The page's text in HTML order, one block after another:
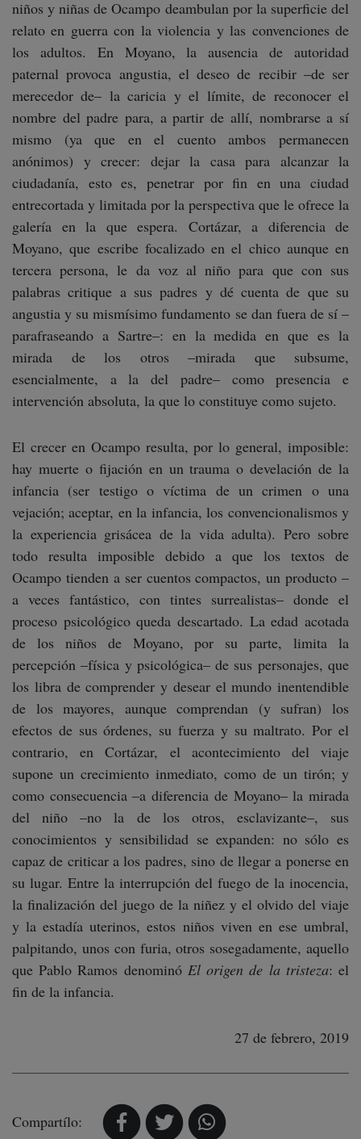
niños y niñas de Ocampo deambulan por la superficie del
relato en guerra con la violencia y las convenciones de
los adultos. En Moyano, la ausencia de autoridad
paternal provoca angustia, el deseo de recibir –de ser
merecedor de– la caricia y el límite, de reconocer el
nombre del padre para, a partir de allí, nombrarse a sí
mismo (ya que en el cuento ambos permanecen
anónimos) y crecer: dejar la casa para alcanzar la
ciudadanía, esto es, penetrar por fin en una ciudad
entrecortada y limitada por la perspectiva que le ofrece la
galería en la que espera. Cortázar, a diferencia de
Moyano, que escribe focalizado en el chico aunque en
tercera persona, le da voz al niño para que con sus
palabras critique a sus padres y dé cuenta de que su
angustia y su mismísimo fundamento se dan fuera de sí –
parafraseando a Sartre–: en la medida en que es la
mirada de los otros –mirada que subsume,
esencialmente, a la del padre– como presencia e
intervención absoluta, la que lo constituye como sujeto.
El crecer en Ocampo resulta, por lo general, imposible:
hay muerte o fijación en un trauma o develación de la
infancia (ser testigo o víctima de un crimen o una
vejación; aceptar, en la infancia, los convencionalismos y
la experiencia grisácea de la vida adulta). Pero sobre
todo resulta imposible debido a que los textos de
Ocampo tienden a ser cuentos compactos, un producto –
a veces fantástico, con tintes surrealistas– donde el
proceso psicológico queda descartado. La edad acotada
de los niños de Moyano, por su parte, limita la
percepción –física y psicológica– de sus personajes, que
los libra de comprender y desear el mundo inentendible
de los mayores, aunque comprendan (y sufran) los
efectos de sus órdenes, su fuerza y su maltrato. Por el
contrario, en Cortázar, el acontecimiento del viaje
supone un crecimiento inmediato, como de un tirón; y
como consecuencia –a diferencia de Moyano– la mirada
del niño –no la de los otros, esclavizante–, sus
conocimientos y sensibilidad se expanden: no sólo es
capaz de criticar a los padres, sino de llegar a ponerse en
su lugar. Entre la interrupción del fuego de la inocencia,
la finalización del juego de la niñez y el olvido del viaje
y la estadía uterinos, estos niños viven en ese umbral,
palpitando, unos con furia, otros sosegadamente, aquello
que Pablo Ramos denominó El origen de la tristeza: el
fin de la infancia.
27 de febrero, 2019
Compartílo: